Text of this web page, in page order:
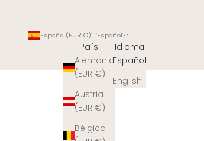
España (EUR €)
País
Alemania
(EUR €)
Austria
(EUR €)
Bélgica
Español
Idioma
Español
English